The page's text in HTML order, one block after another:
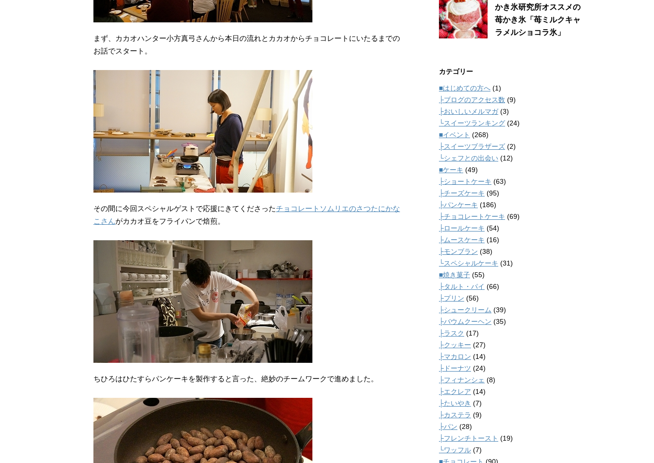
まず、カカオハンター小方真弓さんから本日の流れとカカオからチョコレートにいたるまでの
お話でスタート。
その間に今回スペシャルゲストで応援にきてくださったチョコレートソムリエのさつたにかな
こさんがカカオ豆をフライパンで焙煎。
ちひろはひたすらパンケーキを製作すると言った、絶妙のチームワークで進めました。
かき氷研究所オススメの
苺かき氷「苺ミルクキャ
ラメルショコラ氷」
カテゴリー
■はじめての方へ (1)
├ブログのアクセス数 (9)
├おいしいメルマガ(3)
└スイーツランキング (24)
■イベント (268)
├スイーツブラザーズ (2)
└シェフとの出会い (12)
■ケーキ (49)
├ショートケーキ (63)
├チーズケーキ (95)
├パンケーキ (186)
├チョコレートケーキ (69)
├ロールケーキ (54)
├ムースケーキ (16)
├モンブラン (38)
└スペシャルケーキ (31)
■焼き菓子 (55)
├タルト・パイ (66)
├プリン (56)
├シュークリーム (39)
├バウムクーヘン (35)
├ラスク (17)
├クッキー (27)
├マカロン (14)
├ドーナツ (24)
├フィナンシェ (8)
├エクレア (14)
├たいやき (7)
├カステラ (9)
├パン (28)
├フレンチトースト (19)
└ワッフル (7)
■チョコレート (90)